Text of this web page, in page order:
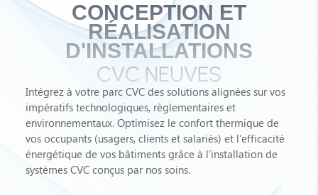
CONCEPTION ET
RÉALISATION
D'INSTALLATIONS
CVC NEUVES
Intégrez à votre parc CVC des solutions alignées sur vos
impératifs technologiques, règlementaires et
environnementaux. Optimisez le confort thermique de
vos occupants (usagers, clients et salariés) et l’efficacité
énergétique de vos bâtiments grâce à l’installation de
systèmes CVC conçus par nos soins.